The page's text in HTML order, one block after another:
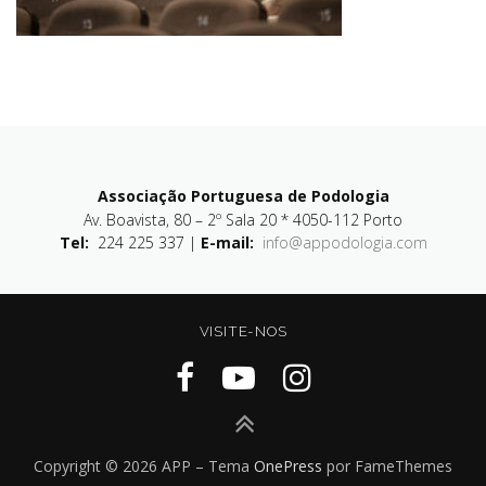
Associação Portuguesa de Podologia
Av. Boavista, 80 – 2º Sala 20 * 4050-112 Porto
Tel: 224 225 337 | E-mail: info@appodologia.com
VISITE-NOS
Copyright © 2026 APP – Tema OnePress por FameThemes